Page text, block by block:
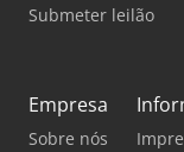
Submeter leilão
Empresa
Sobre nós